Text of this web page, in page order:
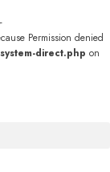
Permission denied
direct.php on